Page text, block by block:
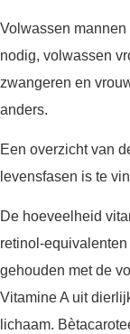
Volwassen
nodig, volwassen
zwangeren en
anders.
Een overzicht van
levensfasen is te
De hoeveelheid
retinol-
gehouden met de
Vitamine A uit
lichaam.